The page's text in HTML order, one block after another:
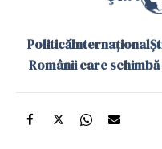
PoliticăInternațional
Românii care